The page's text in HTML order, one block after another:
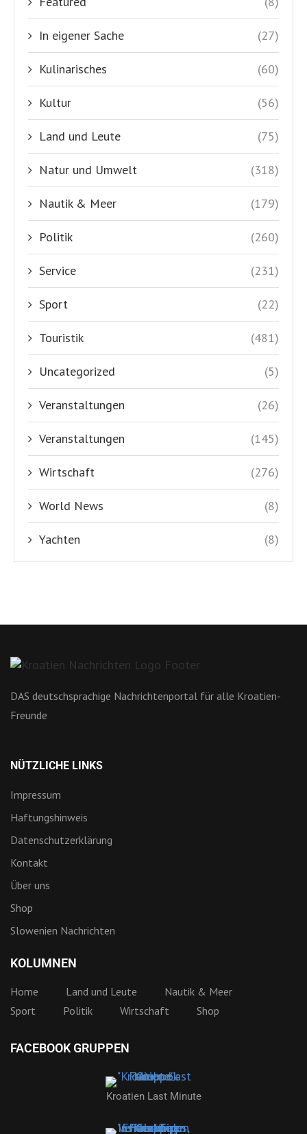
In eigener Sache (27)
Kulinarisches (60)
Kultur (56)
Land und Leute (75)
Natur und Umwelt (318)
Nautik & Meer (179)
Politik (260)
Service (231)
Sport (22)
Touristik (481)
Uncategorized (5)
Veranstaltungen (26)
Veranstaltungen (145)
Wirtschaft (276)
World News (8)
Yachten (8)
DAS deutschsprachige Nachrichtenportal für alle Kroatien-
Freunde
NÜTZLICHE LINKS
Impressum
Haftungshinweis
Datenschutzerklärung
Kontakt
Über uns
Shop
Slowenien Nachrichten
KOLUMNEN
Home Land und Leute
Nautik & Meer
Sport
Politik Wirtschaft Shop
FACEBOOK GRUPPEN
Kroatien Last Minute